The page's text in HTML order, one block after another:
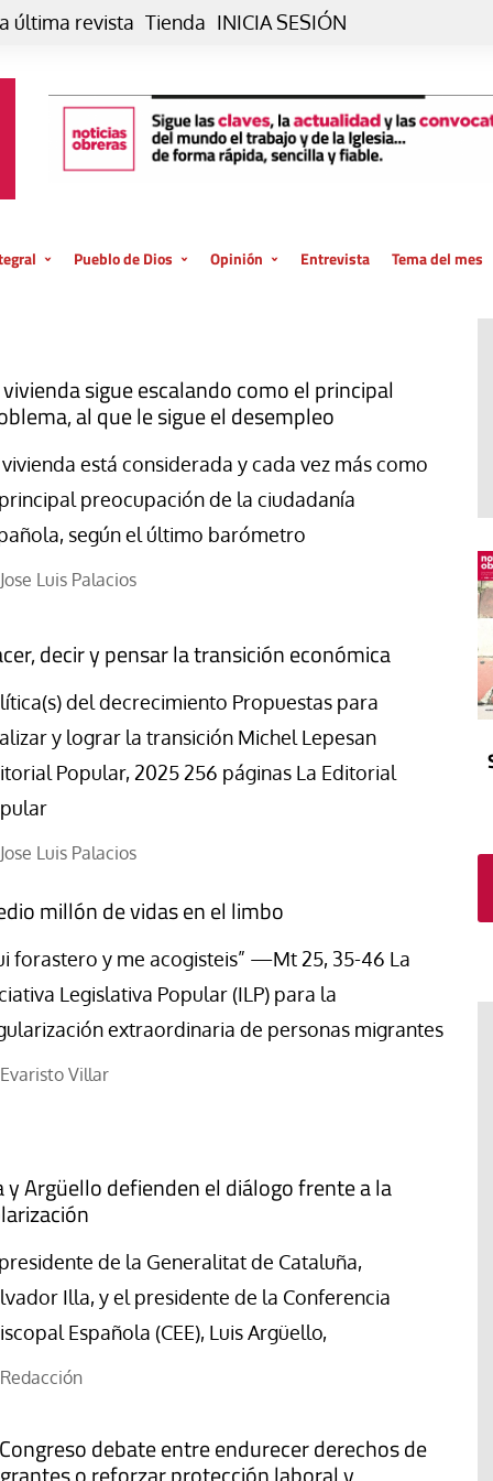
última revista Tienda INICIA SESIÓN
Pueblo de Dios
Vaticano
El termómetro
El Evangelio en tu vida
El atrio
In memoriam
Opinión
Blog Eutopía
Blog El Evangelio del trabajo
Blog Desde mi azotea
Viñeta
Tribuna
Entrevista Tema del mes
sigue escalando como el principal
al que le sigue el desempleo
vivienda está considerada y cada vez más como
preocupación de la ciudadanía
según el último barómetro
Jose Luis Palacios
decir y pensar la transición económica
del decrecimiento Propuestas para
y lograr la transición Michel Lepesan
Popular, 2025 256 páginas La Editorial
Jose Luis Palacios
millón de vidas en el limbo
forastero y me acogisteis” —Mt 25, 35-46 La
Legislativa Popular (ILP) para la
extraordinaria de personas migrantes
Evaristo Villar
y Argüello defienden el diálogo frente a la
de la Generalitat de Cataluña,
Illa, y el presidente de la Conferencia
Española (CEE), Luis Argüello,
Redacción
debate entre endurecer derechos de
de
#EstáPasando
Saviano ante la comunidad que
resiste el desalojo de Spin Time